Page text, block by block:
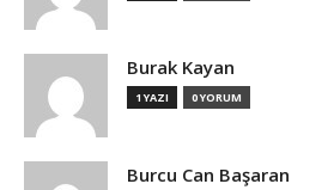
Burak Kayan
1 YAZI 0 YORUM
Burcu Can Başaran